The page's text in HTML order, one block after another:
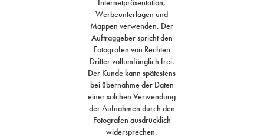
Internetpräsentation,
Werbeunterlagen und
Mappen verwenden. Der
Auftraggeber spricht den
Fotografen von Rechten
Dritter vollumfänglich frei.
Der Kunde kann spätestens
bei übernahme der Daten
einer solchen Verwendung
der Aufnahmen durch den
Fotografen ausdrücklich
widersprechen.